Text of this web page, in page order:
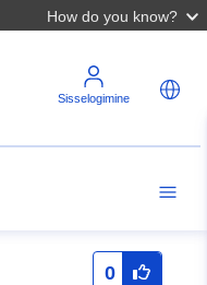
How do you know?
Sisselogimine
0